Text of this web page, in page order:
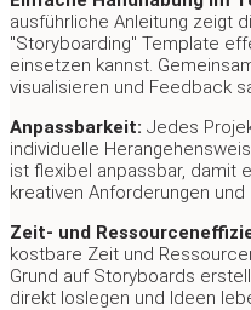
ausführliche Anleitung zeigt
"Storyboarding" Template
einsetzen kannst.
visualisieren und Feedback
Anpassbarkeit: Jedes
individuelle
ist flexibel anpassbar, damit
kreativen Anforderungen
Zeit- und
kostbare Zeit und
Grund auf Storyboards
direkt loslegen und Ideen